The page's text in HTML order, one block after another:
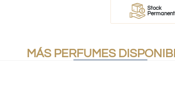
Stock
Permanente
MÁS PERFUMES